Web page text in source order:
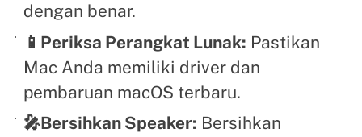
dengan benar.
📱Periksa Perangkat Lunak: Pastikan
Mac Anda memiliki driver dan
pembaruan macOS terbaru.
🎤Bersihkan Speaker: Bersihkan